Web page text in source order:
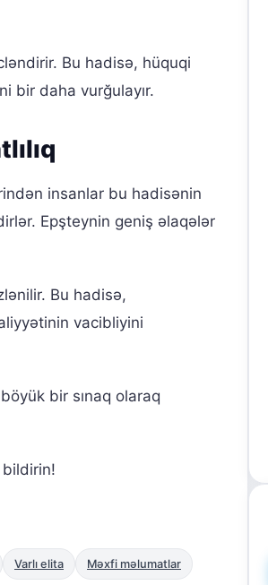
Bu hadisə, hüquqi
bir daha vurğulayır.
insanlar bu hadisənin
Epşteynin geniş əlaqələr
Bu hadisə,
vacibliyini
bir sınaq olaraq
Varlı elita Məxfi məlumatlar